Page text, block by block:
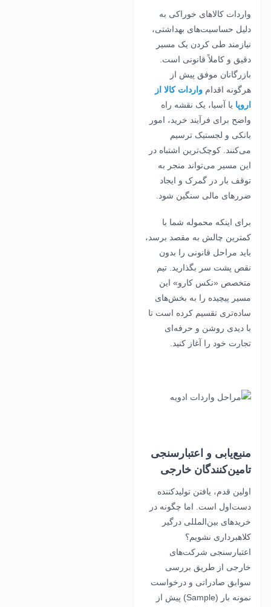
واردات کالاهای خوراکی به
دلیل حساسیت‌های بهداشتی،
نیازمند طی کردن یک مسیر
دقیق و کاملاً قانونی است.
بازرگانان موفق پیش از
هرگونه اقدام واردات کالا از
اروپا یا آسیا، یک نقشه راه
واضح برای فرآیند خرید، امور
بانکی و لجستیک ترسیم
می‌کنند. کوچک‌ترین اشتباه در
این مسیر می‌تواند منجر به
توقف بار در گمرک و ایجاد
ضررهای مالی سنگین شود.
برای اینکه محموله شما با
کمترین چالش به مقصد برسد،
باید مراحل قانونی را بدون
نقص پشت سر بگذارید. تیم
متخصص «نکس کارو» این
مسیر پیچیده را به بخش‌های
ساده‌تری تقسیم کرده است تا
با دیدی روشن و حرفه‌ای
تجارت خود را آغاز کنید.
منبع‌یابی و اعتبارسنجی
تامین‌کنندگان خارجی
اولین قدم، یافتن تولیدکننده
دست‌اول است. اما چگونه در
خریدهای بین‌المللی درگیر
کلاهبرداری نشویم؟
اعتبارسنجی شرکت‌های
خارجی از طریق بررسی
سوابق صادراتی و درخواست
نمونه بار (Sample) پیش از